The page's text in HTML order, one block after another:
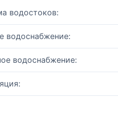
водостоков:
водоснабжение:
водоснабжение: